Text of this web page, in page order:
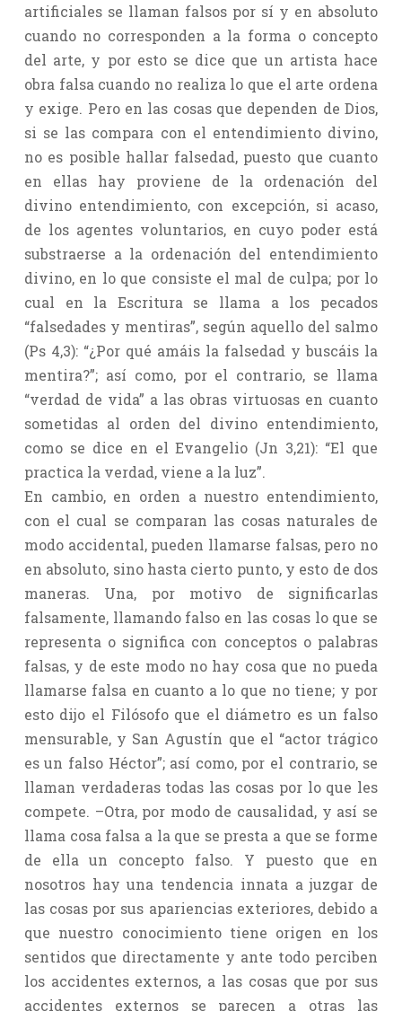
artificiales se llaman falsos por sí y en absoluto
cuando no corresponden a la forma o concepto
del arte, y por esto se dice que un artista hace
obra falsa cuando no realiza lo que el arte ordena
y exige. Pero en las cosas que dependen de Dios,
si se las compara con el entendimiento divino,
no es posible hallar falsedad, puesto que cuanto
en ellas hay proviene de la ordenación del
divino entendimiento, con excepción, si acaso,
de los agentes voluntarios, en cuyo poder está
substraerse a la ordenación del entendimiento
divino, en lo que consiste el mal de culpa; por lo
cual en la Escritura se llama a los pecados
“falsedades y mentiras”, según aquello del salmo
(Ps 4,3): “¿Por qué amáis la falsedad y buscáis la
mentira?”; así como, por el contrario, se llama
“verdad de vida” a las obras virtuosas en cuanto
sometidas al orden del divino entendimiento,
como se dice en el Evangelio (Jn 3,21): “El que
practica la verdad, viene a la luz”.
En cambio, en orden a nuestro entendimiento,
con el cual se comparan las cosas naturales de
modo accidental, pueden llamarse falsas, pero no
en absoluto, sino hasta cierto punto, y esto de dos
maneras. Una, por motivo de significarlas
falsamente, llamando falso en las cosas lo que se
representa o significa con conceptos o palabras
falsas, y de este modo no hay cosa que no pueda
llamarse falsa en cuanto a lo que no tiene; y por
esto dijo el Filósofo que el diámetro es un falso
mensurable, y San Agustín que el “actor trágico
es un falso Héctor”; así como, por el contrario, se
llaman verdaderas todas las cosas por lo que les
compete. –Otra, por modo de causalidad, y así se
llama cosa falsa a la que se presta a que se forme
de ella un concepto falso. Y puesto que en
nosotros hay una tendencia innata a juzgar de
las cosas por sus apariencias exteriores, debido a
que nuestro conocimiento tiene origen en los
sentidos que directamente y ante todo perciben
los accidentes externos, a las cosas que por sus
accidentes externos se parecen a otras las